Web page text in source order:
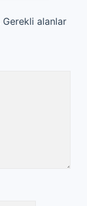
Gerekli alanlar